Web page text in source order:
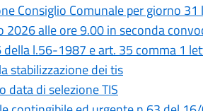
Consiglio Comunale per giorno
2026 alle ore 9.00 in seconda
della l.56-1987 e art. 35 comma 1
stabilizzazione dei tis
di selezione TIS